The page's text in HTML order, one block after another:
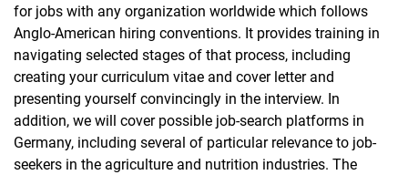
for jobs with any organization worldwide which follows
Anglo-American hiring conventions. It provides training in
navigating selected stages of that process, including
creating your curriculum vitae and cover letter and
presenting yourself convincingly in the interview. In
addition, we will cover possible job-search platforms in
Germany, including several of particular relevance to job-
seekers in the agriculture and nutrition industries. The